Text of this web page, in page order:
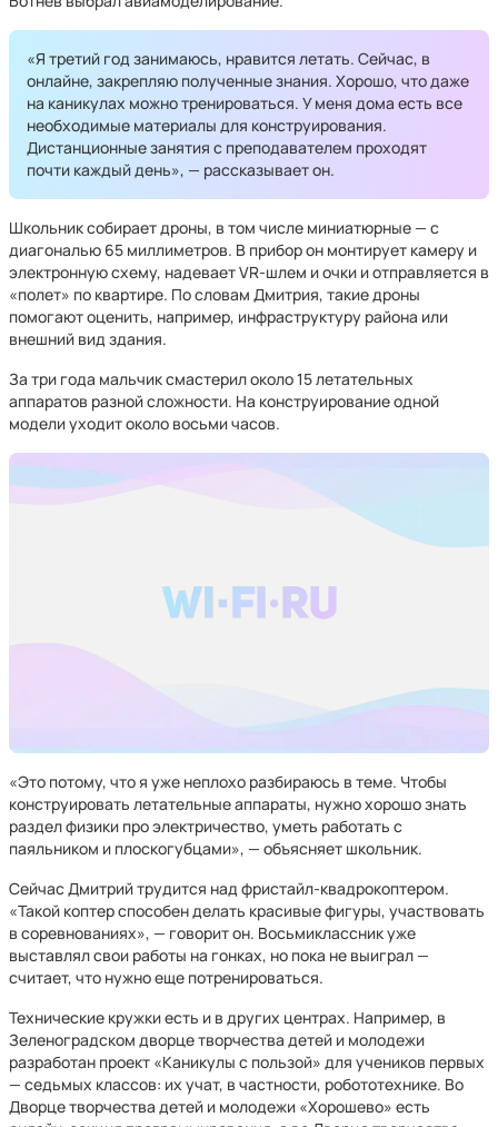
«Я третий год занимаюсь, нравится летать. Сейчас, в
онлайне, закрепляю полученные знания. Хорошо, что даже
на каникулах можно тренироваться. У меня дома есть все
необходимые материалы для конструирования.
Дистанционные занятия с преподавателем проходят
почти каждый день», — рассказывает он.
Школьник собирает дроны, в том числе миниатюрные — с
диагональю 65 миллиметров. В прибор он монтирует камеру и
электронную схему, надевает VR-шлем и очки и отправляется в
«полет» по квартире. По словам Дмитрия, такие дроны
помогают оценить, например, инфраструктуру района или
внешний вид здания.
За три года мальчик смастерил около 15 летательных
аппаратов разной сложности. На конструирование одной
модели уходит около восьми часов.
«Это потому, что я уже неплохо разбираюсь в теме. Чтобы
конструировать летательные аппараты, нужно хорошо знать
раздел физики про электричество, уметь работать с
паяльником и плоскогубцами», — объясняет школьник.
Сейчас Дмитрий трудится над фристайл-квадрокоптером.
«Такой коптер способен делать красивые фигуры, участвовать
в соревнованиях», — говорит он. Восьмиклассник уже
выставлял свои работы на гонках, но пока не выиграл —
считает, что нужно еще потренироваться.
Технические кружки есть и в других центрах. Например, в
Зеленоградском дворце творчества детей и молодежи
разработан проект «Каникулы с пользой» для учеников первых
— седьмых классов: их учат, в частности, робототехнике. Во
Дворце творчества детей и молодежи «Хорошево» есть